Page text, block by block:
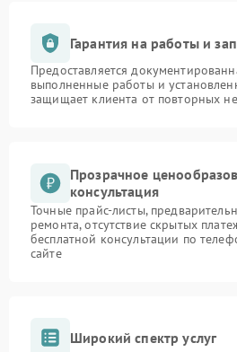
Гарантия на работы и
Предоставляется
выполненные работы и
защищает клиента от повторных
Прозрачное
консультация
Точные прайс-листы,
ремонта, отсутствие скрытых
бесплатной консультации по
сайте
Широкий спектр услуг